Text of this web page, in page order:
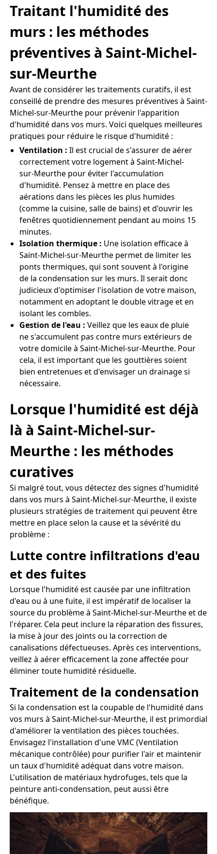
Traitant l'humidité des
murs : les méthodes
préventives à Saint-Michel-
sur-Meurthe
Avant de considérer les traitements curatifs, il est
conseillé de prendre des mesures préventives à Saint-
Michel-sur-Meurthe pour prévenir l'apparition
d'humidité dans vos murs. Voici quelques meilleures
pratiques pour réduire le risque d'humidité :
Ventilation : Il est crucial de s'assurer de aérer
correctement votre logement à Saint-Michel-
sur-Meurthe pour éviter l'accumulation
d'humidité. Pensez à mettre en place des
aérations dans les pièces les plus humides
(comme la cuisine, salle de bains) et d'ouvrir les
fenêtres quotidiennement pendant au moins 15
minutes.
Isolation thermique : Une isolation efficace à
Saint-Michel-sur-Meurthe permet de limiter les
ponts thermiques, qui sont souvent à l'origine
de la condensation sur les murs. Il serait donc
judicieux d'optimiser l'isolation de votre maison,
notamment en adoptant le double vitrage et en
isolant les combles.
Gestion de l'eau : Veillez que les eaux de pluie
ne s'accumulent pas contre murs extérieurs de
votre domicile à Saint-Michel-sur-Meurthe. Pour
cela, il est important que les gouttières soient
bien entretenues et d'envisager un drainage si
nécessaire.
Lorsque l'humidité est déjà
là à Saint-Michel-sur-
Meurthe : les méthodes
curatives
Si malgré tout, vous détectez des signes d'humidité
dans vos murs à Saint-Michel-sur-Meurthe, il existe
plusieurs stratégies de traitement qui peuvent être
mettre en place selon la cause et la sévérité du
problème :
Lutte contre infiltrations d'eau
et des fuites
Lorsque l'humidité est causée par une infiltration
d'eau ou à une fuite, il est impératif de localiser la
source du problème à Saint-Michel-sur-Meurthe et de
l'réparer. Cela peut inclure la réparation des fissures,
la mise à jour des joints ou la correction de
canalisations défectueuses. Après ces interventions,
veillez à aérer efficacement la zone affectée pour
éliminer toute humidité résiduelle.
Traitement de la condensation
Si la condensation est la coupable de l'humidité dans
vos murs à Saint-Michel-sur-Meurthe, il est primordial
d'améliorer la ventilation des pièces touchées.
Envisagez l'installation d'une VMC (Ventilation
mécanique contrôlée) pour purifier l'air et maintenir
un taux d'humidité adéquat dans votre maison.
L'utilisation de matériaux hydrofuges, tels que la
peinture anti-condensation, peut aussi être
bénéfique.